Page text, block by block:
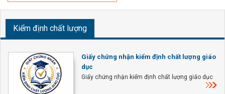
Kiểm định chất lượng
Giấy chứng nhận kiểm định chất lượng giáo
dục
Giấy chứng nhận kiểm định chất lượng giáo dục